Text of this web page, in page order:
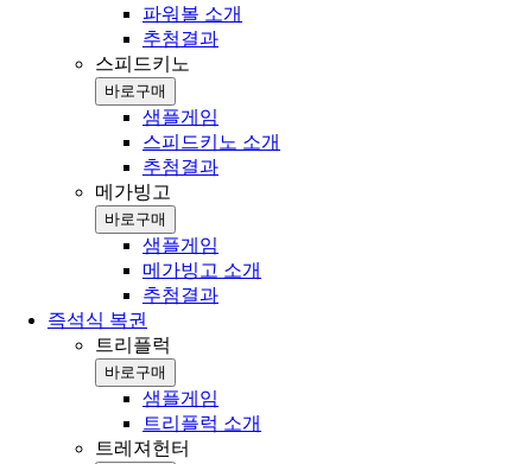
파워볼 소개
추첨결과
스피드키노
바로구매
샘플게임
스피드키노 소개
추첨결과
메가빙고
바로구매
샘플게임
메가빙고 소개
추첨결과
즉석식 복권
트리플럭
바로구매
샘플게임
트리플럭 소개
트레져헌터